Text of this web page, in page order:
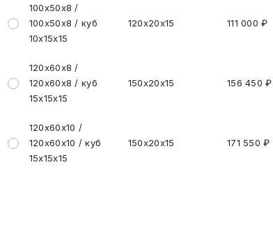
100х50х8 /
100х50х8 / куб
10х15х15
120х20х15 111 000 ₽
120х60х8 /
120х60х8 / куб
15х15х15
150х20х15 156 450 ₽
120х60х10 /
120х60х10 / куб
15х15х15
150х20х15 171 550 ₽